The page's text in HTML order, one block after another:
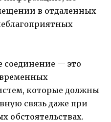
в отдаленных
соединение — это
которые должны
связь даже при
обстоятельствах.